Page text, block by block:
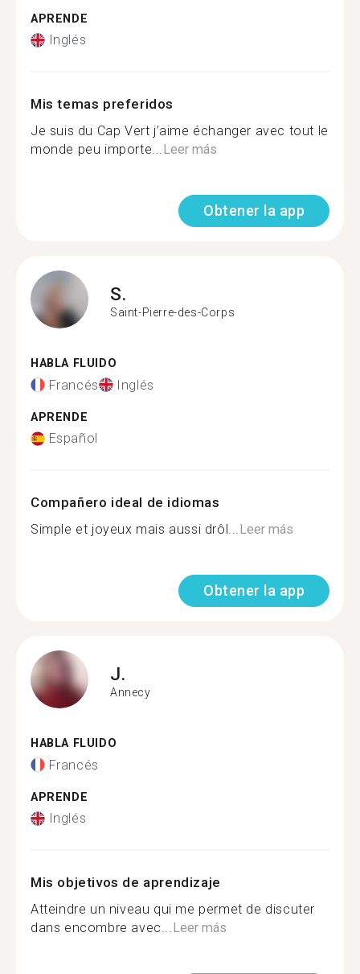
APRENDE
Inglés
Mis temas preferidos
Je suis du Cap Vert j’aime échanger avec tout le
monde peu importe...Leer más
Obtener la app
S.
Saint-Pierre-des-Corps
HABLA FLUIDO
Francés Inglés
APRENDE
Español
Compañero ideal de idiomas
Simple et joyeux mais aussi drôl...Leer más
Obtener la app
J.
Annecy
HABLA FLUIDO
Francés
APRENDE
Inglés
Mis objetivos de aprendizaje
Atteindre un niveau qui me permet de discuter
dans encombre avec...Leer más